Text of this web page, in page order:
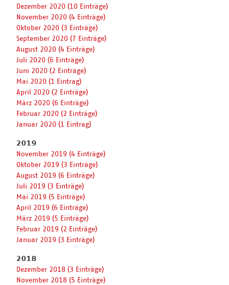
Dezember 2020 (10 Einträge)
November 2020 (4 Einträge)
Oktober 2020 (3 Einträge)
September 2020 (7 Einträge)
August 2020 (4 Einträge)
Juli 2020 (6 Einträge)
Juni 2020 (2 Einträge)
Mai 2020 (1 Eintrag)
April 2020 (2 Einträge)
März 2020 (6 Einträge)
Februar 2020 (2 Einträge)
Januar 2020 (1 Eintrag)
2019
November 2019 (4 Einträge)
Oktober 2019 (3 Einträge)
August 2019 (6 Einträge)
Juli 2019 (3 Einträge)
Mai 2019 (5 Einträge)
April 2019 (6 Einträge)
März 2019 (5 Einträge)
Februar 2019 (2 Einträge)
Januar 2019 (3 Einträge)
2018
Dezember 2018 (3 Einträge)
November 2018 (5 Einträge)